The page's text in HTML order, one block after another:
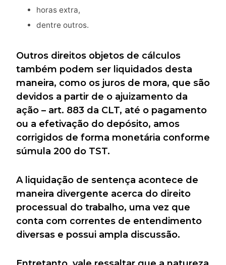
horas extra,
dentre outros.
Outros direitos objetos de cálculos
também podem ser liquidados desta
maneira, como os juros de mora, que são
devidos a partir de o ajuizamento da
ação – art. 883 da CLT, até o pagamento
ou a efetivação do depósito, amos
corrigidos de forma monetária conforme
súmula 200 do TST.
A liquidação de sentença acontece de
maneira divergente acerca do direito
processual do trabalho, uma vez que
conta com correntes de entendimento
diversas e possui ampla discussão.